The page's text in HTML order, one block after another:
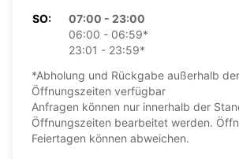
SO:
07:00 - 23:00
06:00 - 06:59*
23:01 - 23:59*
*Abholung und Rückgabe außerhalb der
Öffnungszeiten verfügbar
Anfragen können nur innerhalb der
Öffnungszeiten bearbeitet werden.
Feiertagen können abweichen.